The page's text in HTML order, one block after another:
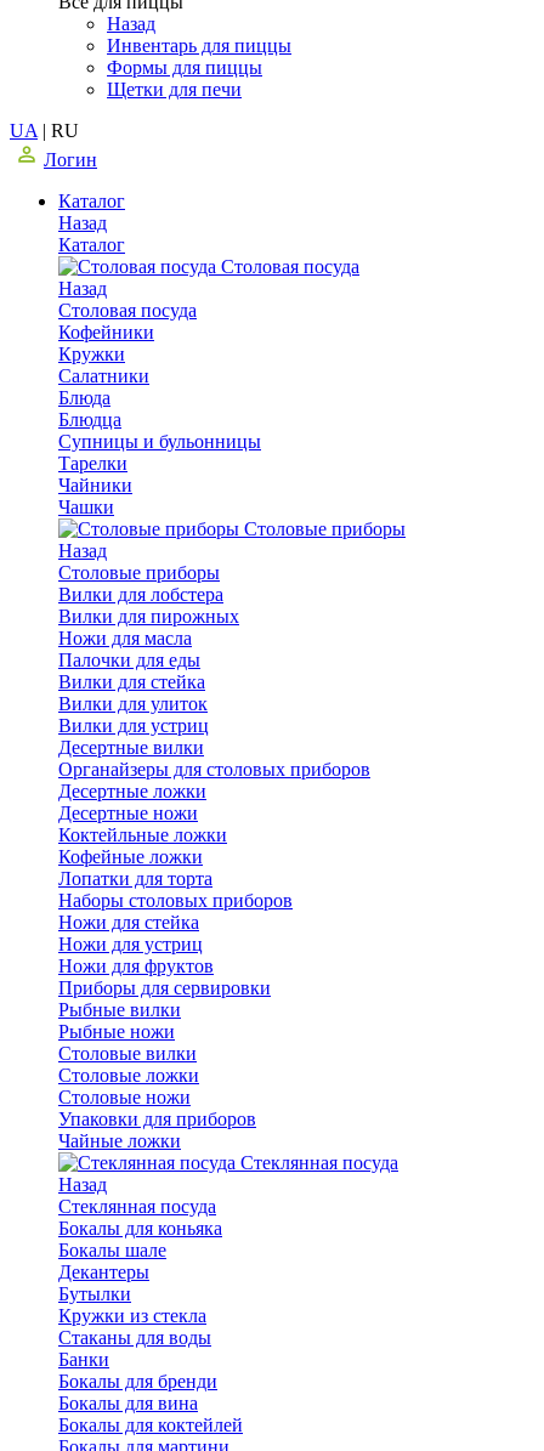
Назад
Инвентарь для пиццы
Формы для пиццы
Щетки для печи
UA | RU
Логин
Каталог
Назад
Каталог
Столовая посуда
Назад
Столовая посуда
Кофейники
Кружки
Салатники
Блюда
Блюдца
Супницы и бульонницы
Тарелки
Чайники
Чашки
Cтоловые приборы
Назад
Cтоловые приборы
Вилки для лобстера
Вилки для пирожных
Ножи для масла
Палочки для еды
Вилки для стейка
Вилки для улиток
Вилки для устриц
Десертные вилки
Органайзеры для столовых приборов
Десертные ложки
Десертные ножи
Коктейльные ложки
Кофейные ложки
Лопатки для торта
Наборы столовых приборов
Ножи для стейка
Ножи для устриц
Ножи для фруктов
Приборы для сервировки
Рыбные вилки
Рыбные ножи
Столовые вилки
Столовые ложки
Столовые ножи
Упаковки для приборов
Чайные ложки
Стеклянная посуда
Назад
Стеклянная посуда
Бокалы для коньяка
Бокалы шале
Декантеры
Бутылки
Кружки из стекла
Стаканы для воды
Банки
Бокалы для бренди
Бокалы для вина
Бокалы для коктейлей
Бокалы для мартини